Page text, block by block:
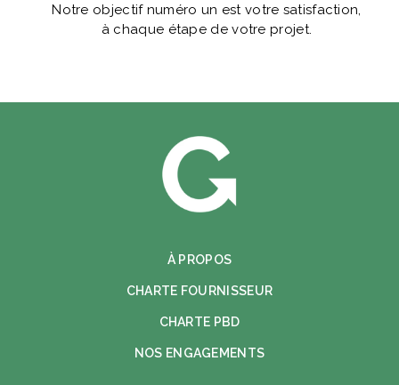
Notre objectif numéro un est votre satisfaction,
à chaque étape de votre projet.
À PROPOS
CHARTE FOURNISSEUR
CHARTE PBD
NOS ENGAGEMENTS